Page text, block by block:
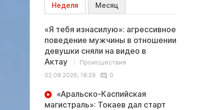
Неделя Месяц
«Я тебя изнасилую»: агрессивное
поведение мужчины в отношении
девушки сняли на видео в
Актау
Происшествия
02.08.2026, 18:29
0
«Аральско-Каспийская
магистраль»: Токаев дал старт